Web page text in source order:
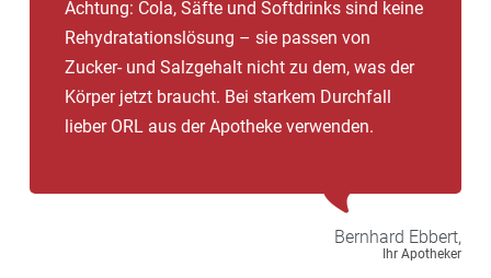
Achtung: Cola, Säfte und Softdrinks sind keine
Rehydratationslösung – sie passen von
Zucker- und Salzgehalt nicht zu dem, was der
Körper jetzt braucht. Bei starkem Durchfall
lieber ORL aus der Apotheke verwenden.
Bernhard Ebbert,
Ihr Apotheker